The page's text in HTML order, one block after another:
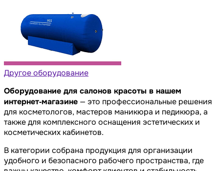
Другое оборудование
Оборудование для салонов красоты в нашем
интернет‑магазине — это профессиональные решения
для косметологов, мастеров маникюра и педикюра, а
также для комплексного оснащения эстетических и
косметических кабинетов.
В категории собрана продукция для организации
удобного и безопасного рабочего пространства, где